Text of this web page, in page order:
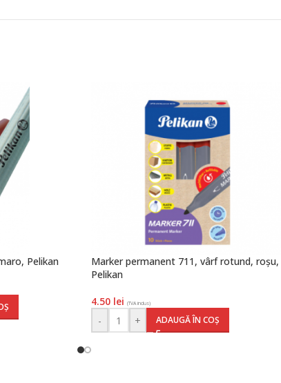
Pelikan
Marker permanent 711, vârf rotund, roșu,
Pelikan
4.50 lei (TVA inclus)
- + ADAUGĂ ÎN COȘ